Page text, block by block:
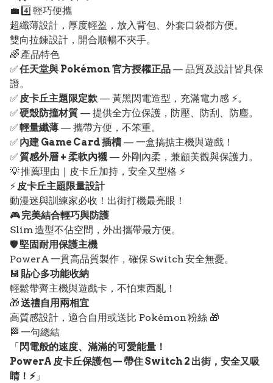
💼 4️⃣ 輕巧便攜
超纖薄設計，厚度輕盈，放入背包、外套口袋都方便。
雙向拉鍊設計，開合順暢不夾手。
🌈 產品特色
✅任天堂與 Pokémon 官方授權正品 — 品質及設計皆具保
證。
✅ 皮卡丘主題限定款 — 黃黑閃電造型，充滿電力感 ⚡。
✅硬殼防撞材質 — 提供全方位保護，防壓、防刮、防塵。
✅輕量纖薄 — 攜帶方便，不笨重。
✅ 內建 Game Card 插槽 — 一盒搞掂主機與遊戲！
✅質感外層 + 柔軟內襯— 外剛內柔，兼顧美觀與保護力。
💡 推薦理由｜皮卡丘加持，安全又型格 ⚡
⚡皮卡丘主題限量設計
動漫迷與訓練家必收！出街打機最亮眼！
🎮完美結合輕巧與防護
Slim 造型不佔空間，外出攜帶最方便。
🛡️堅固耐用保護主機
PowerA 一貫高品質製作，確保 Switch 安全無憂。
💾 貼心多功能收納
輕鬆帶齊主機與遊戲卡，不怕東西亂！
🎁送禮自用兩相宜
高質感設計，適合自用或送比 Pokémon 粉絲 🎁
🏁 一句總結
「 閃電般的速度、滿滿的可愛能量！
PowerA 皮卡丘保護包 — 帶住 Switch 2 出街，安全又吸
睛！⚡」